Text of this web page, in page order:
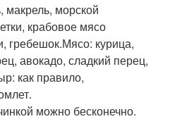
макрель, морской
крабовое мясо
гребешок.Мясо: курица,
авокадо, сладкий перец,
как правило,
можно бесконечно.